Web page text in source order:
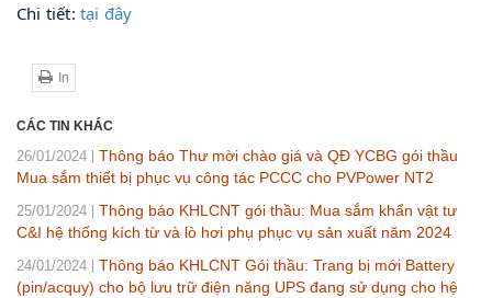
Chi tiết: tại đây
In
CÁC TIN KHÁC
26/01/2024
Thông báo Thư mời chào giá và QĐ YCBG gói thầu
Mua sắm thiết bị phục vụ công tác PCCC cho PVPower NT2
25/01/2024
Thông báo KHLCNT gói thầu: Mua sắm khẩn vật tư
C&I hệ thống kích từ và lò hơi phụ phục vụ sản xuất năm 2024
24/01/2024
Thông báo KHLCNT Gói thầu: Trang bị mới Battery
(pin/acquy) cho bộ lưu trữ điện năng UPS đang sử dụng cho hệ